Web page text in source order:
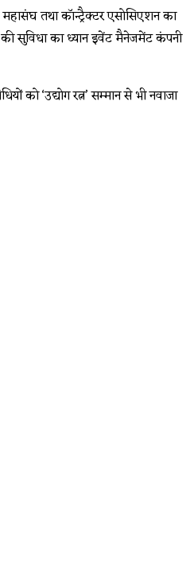
तथा कॉन्ट्रैक्टर एसोसिएशन का
सुविधा का ध्यान इवेंट मैनेजमेंट कंपनी
को ‘उद्योग रत्न’ सम्मान से भी नवाजा